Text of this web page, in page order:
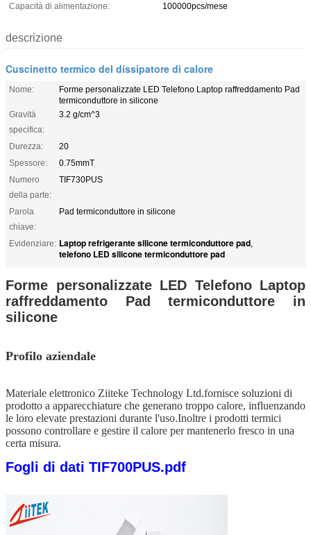
Capacità di alimentazione:
100000pcs/mese
descrizione
Cuscinetto termico del dissipatore di calore
Nome:
Forme personalizzate LED Telefono Laptop raffreddamento Pad
termiconduttore in silicone
Gravità
specifica:
3.2 g/cm^3
Durezza:
20
Spessore:
0.75mmT
Numero
della parte:
TIF730PUS
Parola
chiave:
Pad termiconduttore in silicone
Evidenziare: Laptop refrigerante silicone termiconduttore pad,
telefono LED silicone termiconduttore pad
Forme personalizzate LED Telefono Laptop
raffreddamento Pad termiconduttore in
silicone
Profilo aziendale
Materiale elettronico Ziiteke Technology Ltd.fornisce soluzioni di
prodotto a apparecchiature che generano troppo calore, influenzando
le loro elevate prestazioni durante l'uso.Inoltre i prodotti termici
possono controllare e gestire il calore per mantenerlo fresco in una
certa misura.
Fogli di dati TIF700PUS.pdf